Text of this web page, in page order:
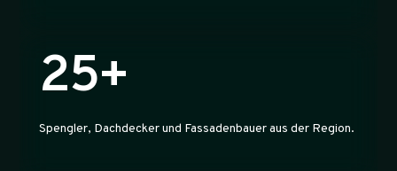
25+
Spengler, Dachdecker und Fassadenbauer aus der Region.